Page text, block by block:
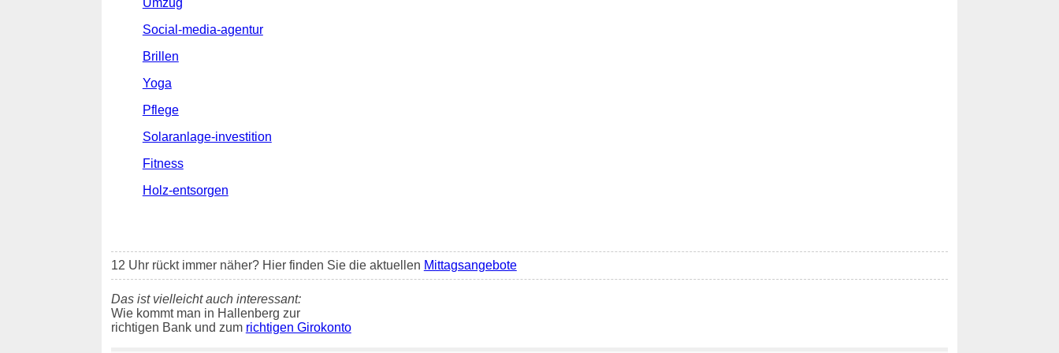
Umzug
Social-media-agentur
Brillen
Yoga
Pflege
Solaranlage-investition
Fitness
Holz-entsorgen
12 Uhr rückt immer näher? Hier finden Sie die aktuellen Mittagsangebote
Das ist vielleicht auch interessant:
Wie kommt man in Hallenberg zur
richtigen Bank und zum richtigen Girokonto